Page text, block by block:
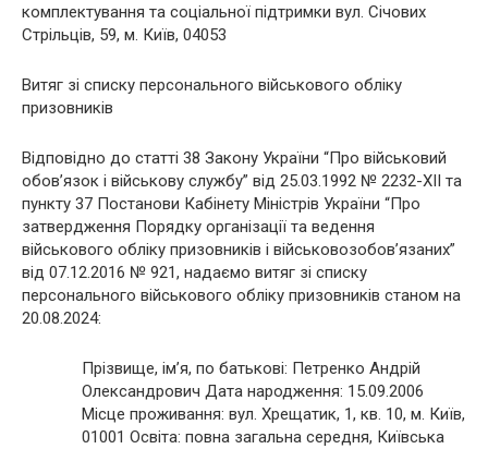
комплектування та соціальної підтримки вул. Січових
Стрільців, 59, м. Київ, 04053
Витяг зі списку персонального військового обліку
призовників
Відповідно до статті 38 Закону України “Про військовий
обов’язок і військову службу” від 25.03.1992 № 2232-XII та
пункту 37 Постанови Кабінету Міністрів України “Про
затвердження Порядку організації та ведення
військового обліку призовників і військовозобов’язаних”
від 07.12.2016 № 921, надаємо витяг зі списку
персонального військового обліку призовників станом на
20.08.2024:
Прізвище, ім’я, по батькові: Петренко Андрій
Олександрович Дата народження: 15.09.2006
Місце проживання: вул. Хрещатик, 1, кв. 10, м. Київ,
01001 Освіта: повна загальна середня, Київська